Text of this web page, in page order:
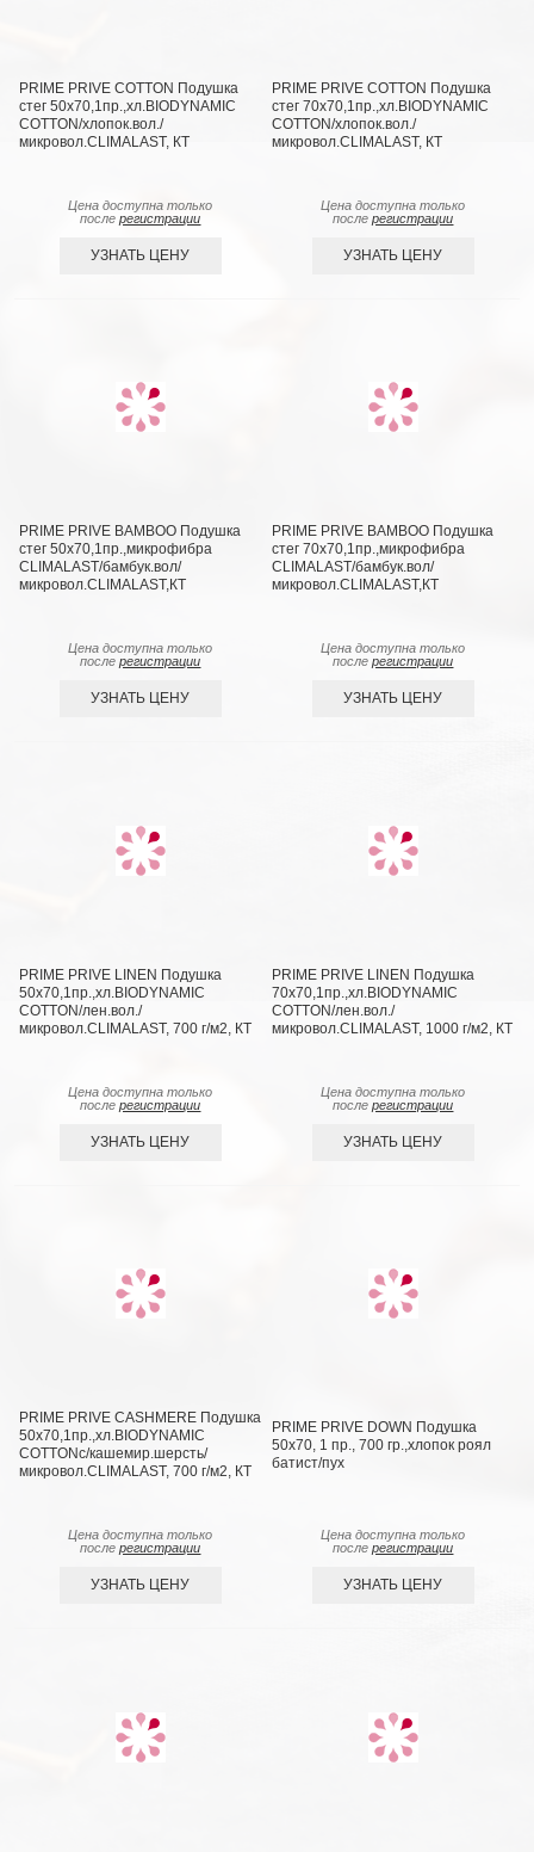
PRIME PRIVE COTTON Подушка
стег 50х70,1пр.,хл.BIODYNAMIC
COTTON/хлопок.вол./
микровол.CLIMALAST, КТ
Цена доступна только
послерегистрации
УЗНАТЬ ЦЕНУ
PRIME PRIVE COTTON Подушка
стег 70х70,1пр.,хл.BIODYNAMIC
COTTON/хлопок.вол./
микровол.CLIMALAST, КТ
Цена доступна только
послерегистрации
УЗНАТЬ ЦЕНУ
PRIME PRIVE BAMBOO Подушка
стег 50х70,1пр.,микрофибра
CLIMALAST/бамбук.вол/
микровол.CLIMALAST,КТ
Цена доступна только
послерегистрации
УЗНАТЬ ЦЕНУ
PRIME PRIVE BAMBOO Подушка
стег 70х70,1пр.,микрофибра
CLIMALAST/бамбук.вол/
микровол.CLIMALAST,КТ
Цена доступна только
послерегистрации
УЗНАТЬ ЦЕНУ
PRIME PRIVE LINEN Подушка
50х70,1пр.,хл.BIODYNAMIC
COTTON/лен.вол./
микровол.CLIMALAST, 700 г/м2, КТ
Цена доступна только
послерегистрации
УЗНАТЬ ЦЕНУ
PRIME PRIVE LINEN Подушка
70х70,1пр.,хл.BIODYNAMIC
COTTON/лен.вол./
микровол.CLIMALAST, 1000 г/м2, КТ
Цена доступна только
послерегистрации
УЗНАТЬ ЦЕНУ
PRIME PRIVE CASHMERE Подушка
50х70,1пр.,хл.BIODYNAMIC
COTTONc/кашемир.шерсть/
микровол.CLIMALAST, 700 г/м2, КТ
Цена доступна только
послерегистрации
УЗНАТЬ ЦЕНУ
PRIME PRIVE DOWN Подушка
50х70, 1 пр., 700 гр.,хлопок роял
батист/пух
Цена доступна только
послерегистрации
УЗНАТЬ ЦЕНУ